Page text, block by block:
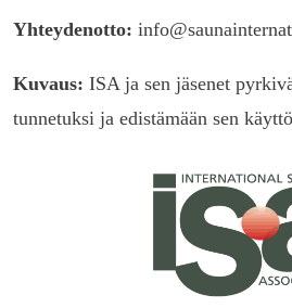
Yhteydenotto:
Kuvaus: ISA ja sen jäsenet
tunnetuksi ja edistämään sen